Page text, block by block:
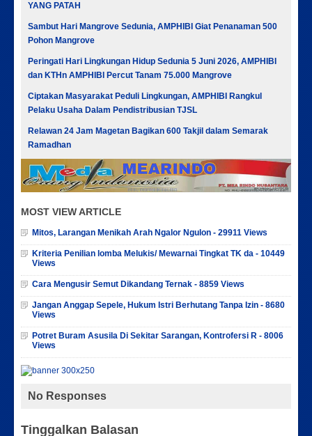
YANG PATAH
Sambut Hari Mangrove Sedunia, AMPHIBI Giat Penanaman 500
Pohon Mangrove
Peringati Hari Lingkungan Hidup Sedunia 5 Juni 2026, AMPHIBI
dan KTHn AMPHIBI Percut Tanam 75.000 Mangrove
Ciptakan Masyarakat Peduli Lingkungan, AMPHIBI Rangkul
Pelaku Usaha Dalam Pendistribusian TJSL
Relawan 24 Jam Magetan Bagikan 600 Takjil dalam Semarak
Ramadhan
MOST VIEW ARTICLE
Mitos, Larangan Menikah Arah Ngalor Ngulon - 29911 Views
Kriteria Penilian lomba Melukis/ Mewarnai Tingkat TK da - 10449
Views
Cara Mengusir Semut Dikandang Ternak - 8859 Views
Jangan Anggap Sepele, Hukum Istri Berhutang Tanpa Izin - 8680
Views
Potret Buram Asusila Di Sekitar Sarangan, Kontrofersi R - 8006
Views
No Responses
Tinggalkan Balasan